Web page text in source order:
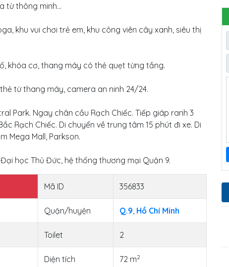
từ thông minh...
khu vui chơi trẻ em, khu công viên cây xanh, siêu thị
khóa cơ, thang máy có thẻ quẹt từng tầng.
từ thang máy, camera an ninh 24/24.
Park. Ngay chân cầu Rạch Chiếc. Tiếp giáp ranh 3
Rạch Chiếc. Di chuyển về trung tâm 15 phút đi xe. Di
Mega Mall, Parkson.
học Thủ Đức, hệ thống thương mại Quận 9.
Mã ID 356833
Quận/huyện Q.9 Hồ Chí Minh
Toilet 2
Diện tích 72 m2